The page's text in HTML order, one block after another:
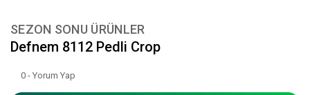
SEZON SONU ÜRÜNLER
Defnem 8112 Pedli Crop
0 - Yorum Yap